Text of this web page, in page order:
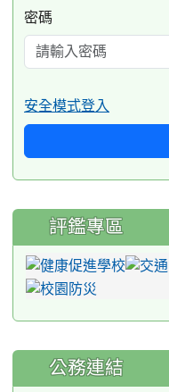
密碼
安全模式登入
評鑑專區
公務連結